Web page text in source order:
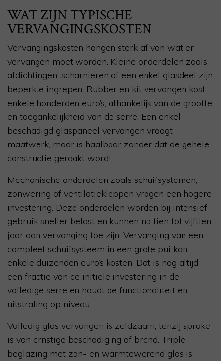
WAT ZIJN TYPISCHE
VERVANGINGSKOSTEN
Vervangingskosten hangen sterk af van wat er
vervangen moet worden. Kleine onderdelen zoals
afdichtingen, scharnieren of een enkel glasdeel zijn
beperkte ingrepen. Rubber en kit vervangen kost
enkele honderden euro’s, afhankelijk van de grootte
en toegankelijkheid van de serre. Een enkel
beschadigd glaspaneel vervangen vraagt
maatwerk, maar is haalbaar zonder dat de gehele
constructie geraakt wordt.
Mechanische onderdelen zoals schuifsystemen,
zonwering of ventilatiekleppen vragen een hogere
investering. Deze onderdelen worden bij intensief
gebruik sneller belast en kunnen na tien tot vijftien
jaar aan vervanging toe zijn. Vervanging van een
compleet schuifsysteem in een grote pui kan
enkele duizenden euro’s kosten. Dat is nog altijd
een fractie van de initiële investering in de
volledige serre en houdt de functionaliteit en
uitstraling op niveau.
Volledig glas vervangen is zeldzaam, tenzij sprake
is van ernstige beschadiging of brand. Triple
beglazing met zon- en warmtewerend glas is